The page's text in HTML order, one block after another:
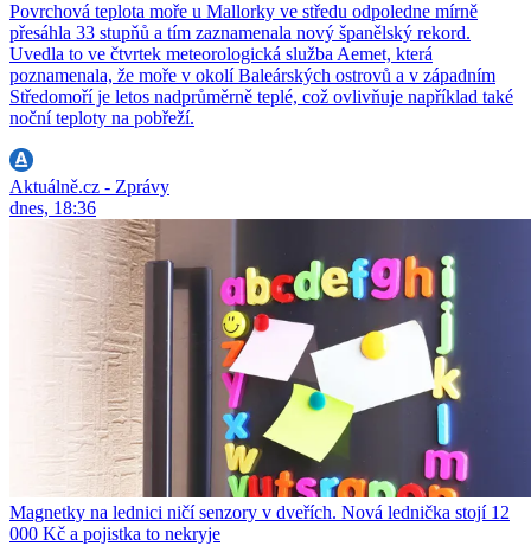
Povrchová teplota moře u Mallorky ve středu odpoledne mírně
přesáhla 33 stupňů a tím zaznamenala nový španělský rekord.
Uvedla to ve čtvrtek meteorologická služba Aemet, která
poznamenala, že moře v okolí Baleárských ostrovů a v západním
Středomoří je letos nadprůměrně teplé, což ovlivňuje například také
noční teploty na pobřeží.
Aktuálně.cz - Zprávy
dnes, 18:36
Magnetky na lednici ničí senzory v dveřích. Nová lednička stojí 12
000 Kč a pojistka to nekryje